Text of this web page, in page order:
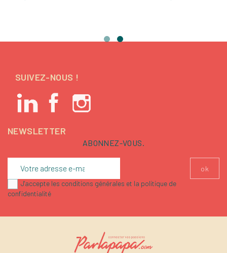
SUIVEZ-NOUS !
NEWSLETTER
ABONNEZ-VOUS.
J'accepte les conditions générales et la politique de
confidentialité